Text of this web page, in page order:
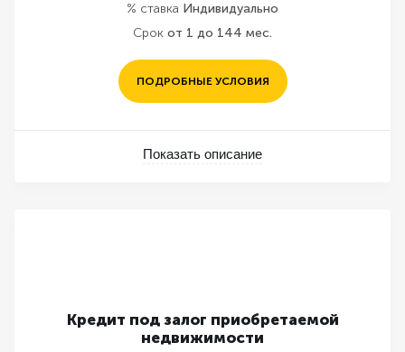
% ставка Индивидуально
Срок от 1 до 144 мес.
ПОДРОБНЫЕ УСЛОВИЯ
Показать описание
Кредит под залог приобретаемой
недвижимости